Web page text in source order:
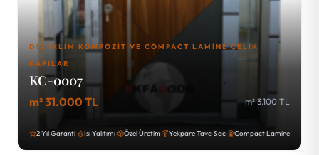
DIŞ İKLIM KOMPOZIT VE COMPACT LAMINE ÇELIK
KAPILAR
KC-0007
m² 31.000 TL m² 3.100 TL
2 Yıl Garanti Isı Yalıtımı Özel Üretim Yekpare Tava Sac Compact Lamine